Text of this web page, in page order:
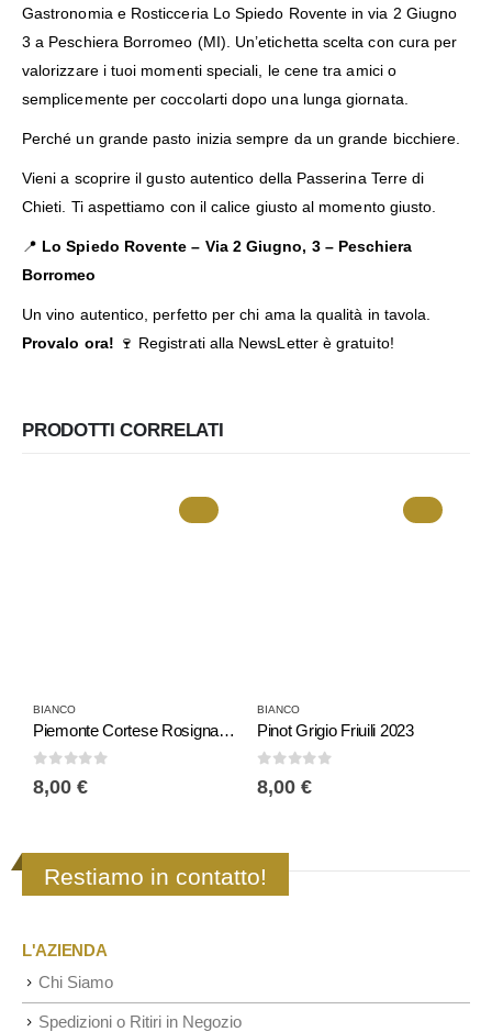
Gastronomia e Rosticceria Lo Spiedo Rovente in via 2 Giugno
3 a Peschiera Borromeo (MI). Un’etichetta scelta con cura per
valorizzare i tuoi momenti speciali, le cene tra amici o
semplicemente per coccolarti dopo una lunga giornata.
Perché un grande pasto inizia sempre da un grande bicchiere.
Vieni a scoprire il gusto autentico della Passerina Terre di
Chieti. Ti aspettiamo con il calice giusto al momento giusto.
📍 Lo Spiedo Rovente – Via 2 Giugno, 3 – Peschiera
Borromeo
Un vino autentico, perfetto per chi ama la qualità in tavola.
Provalo ora! 🍷 Registrati alla NewsLetterè gratuito!
PRODOTTI CORRELATI
BIANCO
Piemonte Cortese Rosignano
8,00 €
BIANCO
Pinot Grigio Friuili 2023
8,00 €
Restiamo in contatto!
L'AZIENDA
Chi Siamo
Spedizioni o Ritiri in Negozio